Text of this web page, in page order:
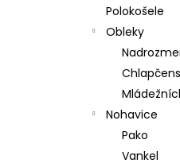
Polokošele
Obleky
Nohavice
Pako
Vankel